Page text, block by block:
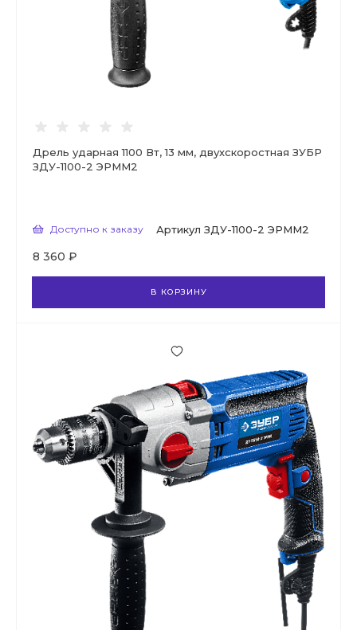
Дрель ударная 1100 Вт, 13 мм, двухскоростная ЗУБР
ЗДУ-1100-2 ЭРММ2
Доступно к заказу Артикул ЗДУ-1100-2 ЭРММ2
8 360 ₽
В КОРЗИНУ